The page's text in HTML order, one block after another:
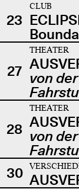
23
CLUB
27
THEATER
von
28
THEATER
von
30